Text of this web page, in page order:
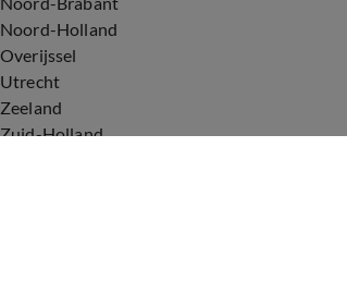
Noord-Holland
Overijssel
Utrecht
Zeeland
Zuid-Holland